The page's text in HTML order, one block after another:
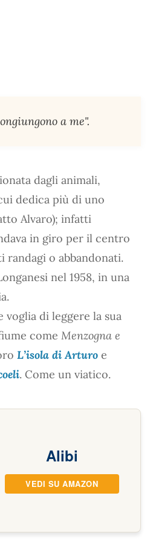
a me".
dagli animali,
dedica più di uno
Alvaro); infatti
in giro per il centro
randagi o abbandonati.
nel 1958, in una
di leggere la sua
come Menzogna e
L’isola di Arturo e
. Come un viatico.
Alibi
VEDI SU AMAZON